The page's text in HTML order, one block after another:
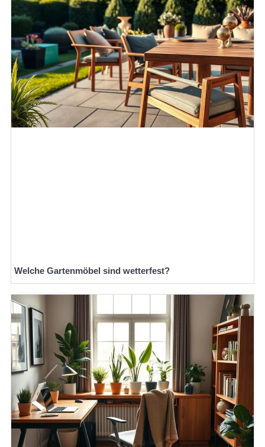
Welche Gartenmöbel sind wetterfest?